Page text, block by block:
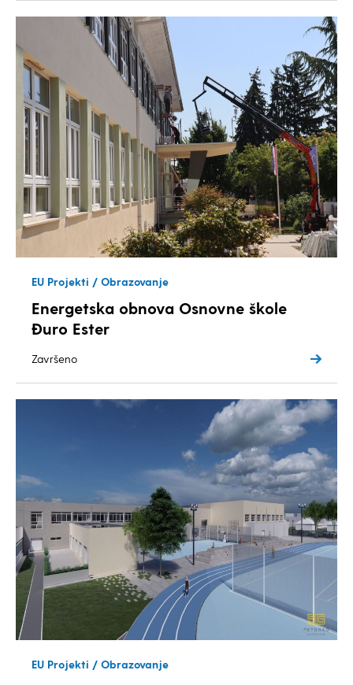
EU Projekti / Obrazovanje
Energetska obnova Osnovne škole
Đuro Ester
Završeno
EU Projekti / Obrazovanje